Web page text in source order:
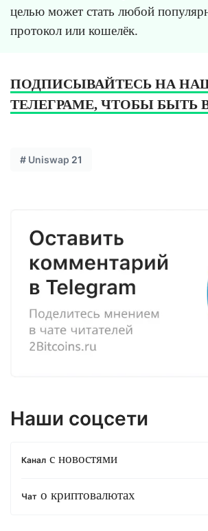
целью может стать любой
протокол или кошелёк.
ПОДПИСЫВАЙТЕСЬ НА
ТЕЛЕГРАМЕ, ЧТОБЫ БЫТЬ
# Uniswap 21
Наши соцсети
Канал с новостями
Чат о криптовалютах